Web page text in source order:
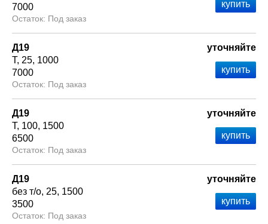
7000
Под заказ
Д19
Т 25 1000
7000
Под заказ
уточняйте
Д19
Т 100 1500
6500
Под заказ
уточняйте
Д19
без т/о 25 1500
3500
Под заказ
уточняйте